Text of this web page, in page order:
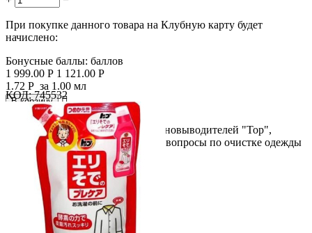
При покупке данного товара на Клубную карту будет
начислено:
Бонусные баллы: баллов
1 999.00 Р 1 121.00 Р
1.72 Р за 1.00 мл
В корзину

Первое из 3х средств в серии пятновыводителей "Тор",
которые в комплексе решают все вопросы по очистке одежды
КОД: 745532